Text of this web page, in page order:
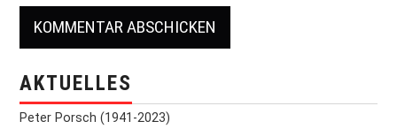
AKTUELLES
Peter Porsch (1941-2023)